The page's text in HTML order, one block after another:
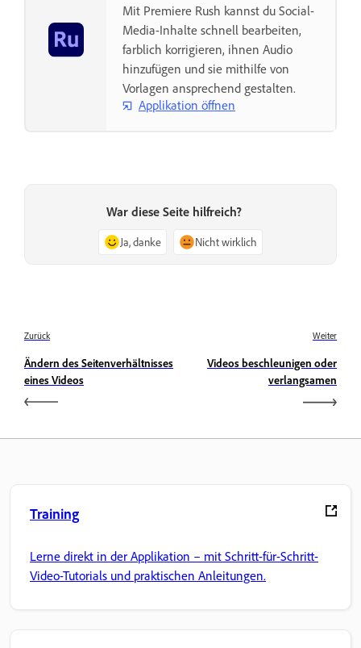
Mit Premiere Rush kannst du Social-
Media-Inhalte schnell bearbeiten,
farblich korrigieren, ihnen Audio
hinzufügen und sie mithilfe von
Vorlagen ansprechend gestalten.
Applikation öffnen
War diese Seite hilfreich?
Ja, danke Nicht wirklich
Zurück
Ändern des Seitenverhältnisses
eines Videos
Weiter
Videos beschleunigen oder
verlangsamen
Training
Lerne direkt in der Applikation – mit Schritt-für-Schritt-
Video-Tutorials und praktischen Anleitungen.